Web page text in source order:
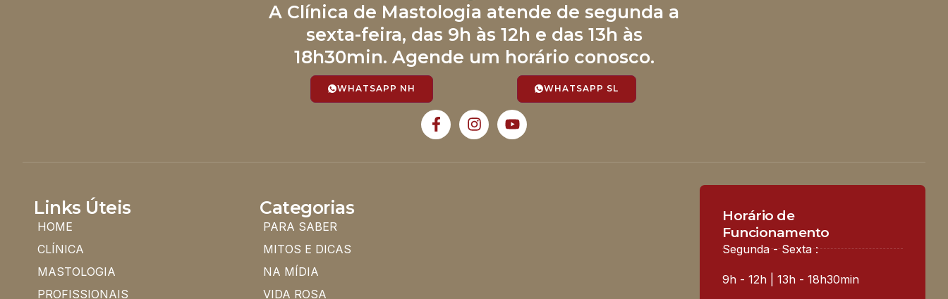
A Clínica de Mastologia atende de segunda a
sexta-feira, das 9h às 12h e das 13h às
18h30min. Agende um horário conosco.
WHATSAPP NH WHATSAPP SL
Links Úteis
HOME
CLÍNICA
MASTOLOGIA
PROFISSIONAIS
Categorias
PARA SABER
MITOS E DICAS
NA MÍDIA
VIDA ROSA
Horário de
Funcionamento
Segunda - Sexta :
9h - 12h | 13h - 18h30min